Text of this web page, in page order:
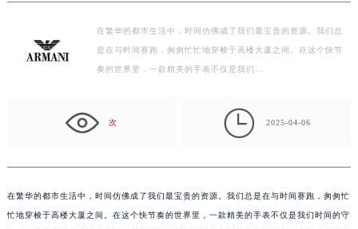
在繁华的都市生活中，时间仿佛成了我们最宝贵的资源。我们总
是在与时间赛跑，匆匆忙忙地穿梭于高楼大厦之间。在这个快节
奏的世界里，一款精美的手表不仅是我们…
次  2025-04-06
在繁华的都市生活中，时间仿佛成了我们最宝贵的资源。我们总是在与时间赛跑，匆匆忙
忙地穿梭于高楼大厦之间。在这个快节奏的世界里，一款精美的手表不仅是我们时间的守